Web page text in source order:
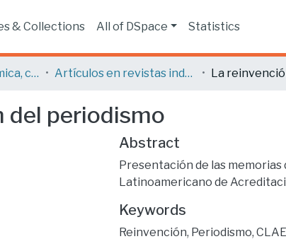
& Collections All of DSpace Statistics
Producción académica, científica y artística Artículos en revistas indexadas
del periodismo
Abstract
Presentación de las
Latinoamericano de
Keywords
Reinvención, Periodismo,